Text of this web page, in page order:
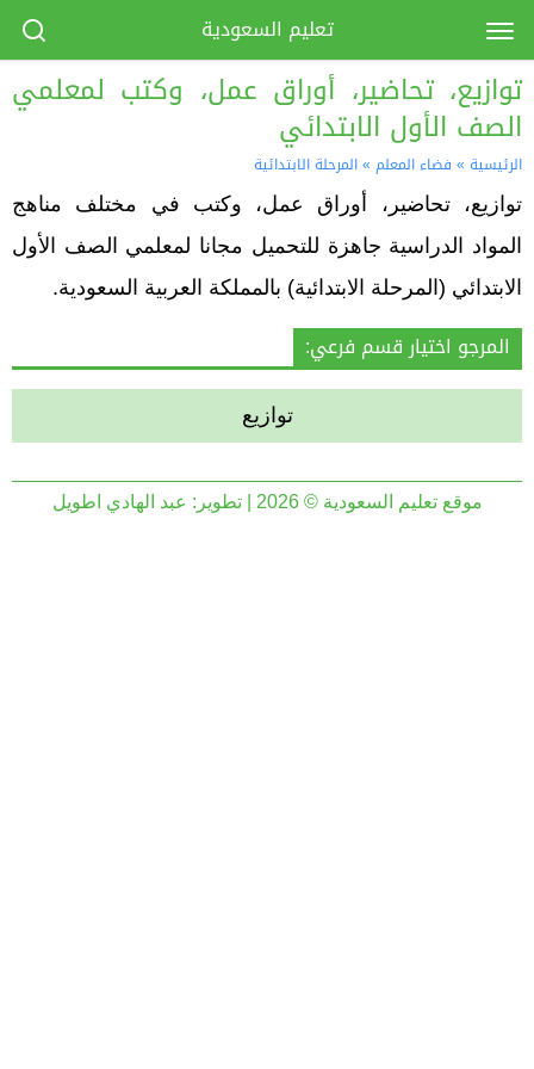
توازيع، تحاضير، أوراق عمل، وكتب لمعلمي
الصف الأول الابتدائي
الرئيسية » فضاء المعلم »المرحلة الابتدائية
توازيع، تحاضير، أوراق عمل، وكتب في مختلف مناهج
المواد الدراسية جاهزة للتحميل مجانا لمعلمي الصف الأول
الابتدائي (المرحلة الابتدائية) بالمملكة العربية السعودية.
المرجو اختيار قسم فرعي:
توازيع
موقع تعليم السعودية © 2026 | تطوير: عبد الهادي اطويل
تعليم السعودية